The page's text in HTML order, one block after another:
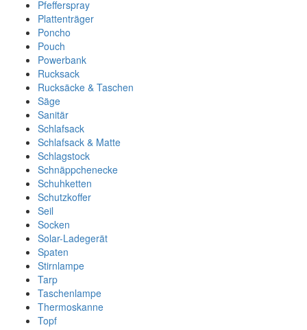
Pfefferspray
Plattenträger
Poncho
Pouch
Powerbank
Rucksack
Rucksäcke & Taschen
Säge
Sanitär
Schlafsack
Schlafsack & Matte
Schlagstock
Schnäppchenecke
Schuhketten
Schutzkoffer
Seil
Socken
Solar-Ladegerät
Spaten
Stirnlampe
Tarp
Taschenlampe
Thermoskanne
Topf